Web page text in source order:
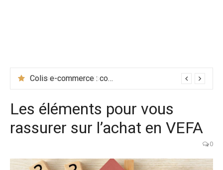
Colis e-commerce : comment bien les préparer pour satisfaire vos clients
Les éléments pour vous
rassurer sur l’achat en VEFA
0